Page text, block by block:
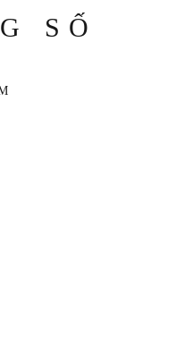
đồng hồ: Tròn. Loại
SỐ